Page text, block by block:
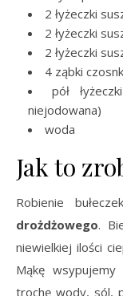
2 łyżeczki
2 łyżeczki
2 łyżeczki
4 ząbki
pół
niejodowana)
woda
Jak to
Robienie
drożdżowego.
niewielkiej ilości
Mąkę
trochę wody, sól,